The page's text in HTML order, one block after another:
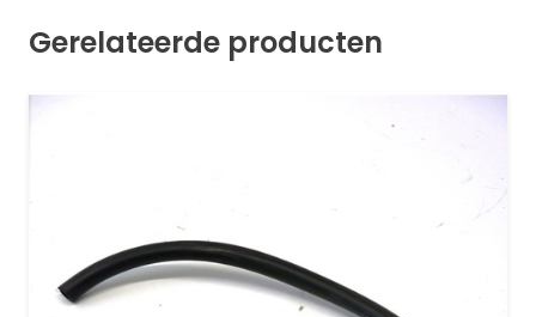
Gerelateerde producten